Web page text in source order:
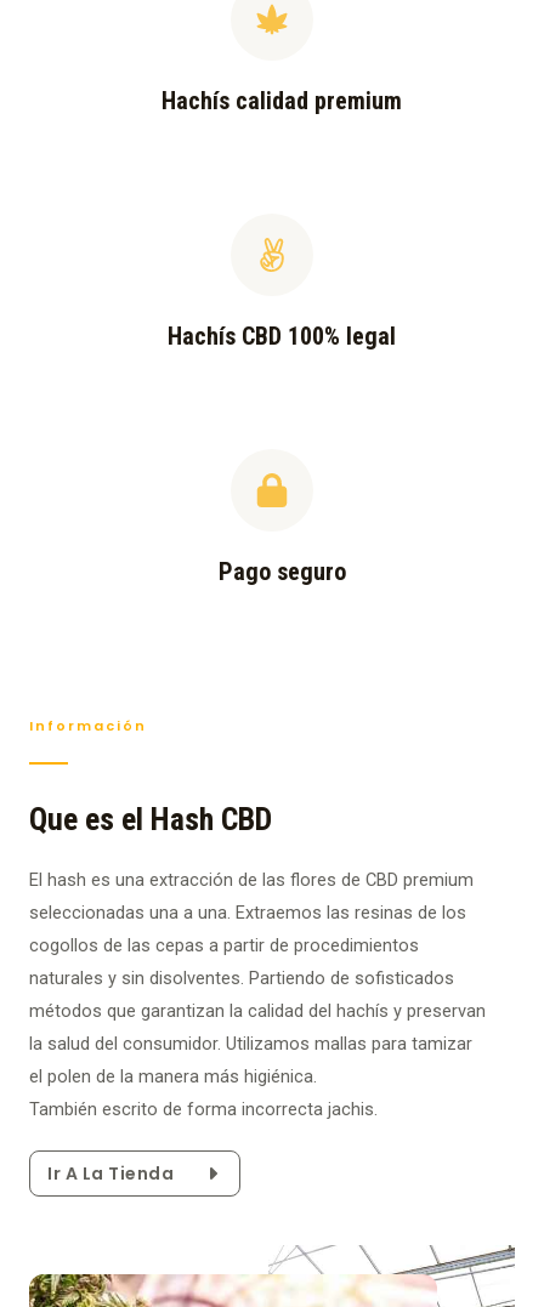
Hachís calidad premium
Hachís CBD 100% legal
Pago seguro
Información
Que es el Hash CBD
El hash es una extracción de las flores de CBD premium
seleccionadas una a una. Extraemos las resinas de los
cogollos de las cepas a partir de procedimientos
naturales y sin disolventes. Partiendo de sofisticados
métodos que garantizan la calidad del hachís y preservan
la salud del consumidor. Utilizamos mallas para tamizar
el polen de la manera más higiénica.
También escrito de forma incorrecta jachis.
Ir A La Tienda